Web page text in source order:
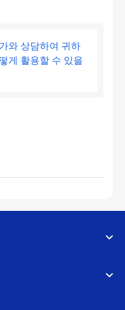
와 상담하여 귀하
게 활용할 수 있을